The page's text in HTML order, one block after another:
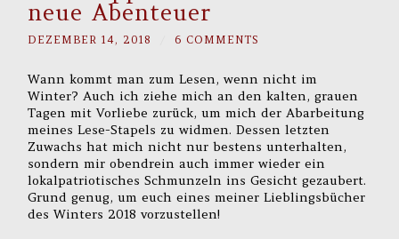
neue Abenteuer
DEZEMBER 14, 2018 6 COMMENTS
Wann kommt man zum Lesen, wenn nicht im
Winter? Auch ich ziehe mich an den kalten, grauen
Tagen mit Vorliebe zurück, um mich der Abarbeitung
meines Lese-Stapels zu widmen. Dessen letzten
Zuwachs hat mich nicht nur bestens unterhalten,
sondern mir obendrein auch immer wieder ein
lokalpatriotisches Schmunzeln ins Gesicht gezaubert.
Grund genug, um euch eines meiner Lieblingsbücher
des Winters 2018 vorzustellen!